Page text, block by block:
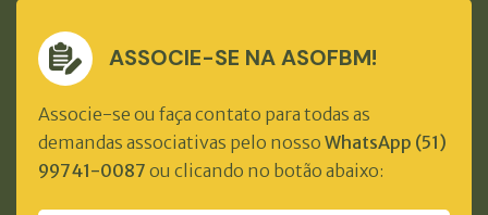
ASSOCIE-SE NA ASOFBM!
Associe-se ou faça contato para todas as
demandas associativas pelo nosso WhatsApp (51)
99741-0087 ou clicando no botão abaixo: